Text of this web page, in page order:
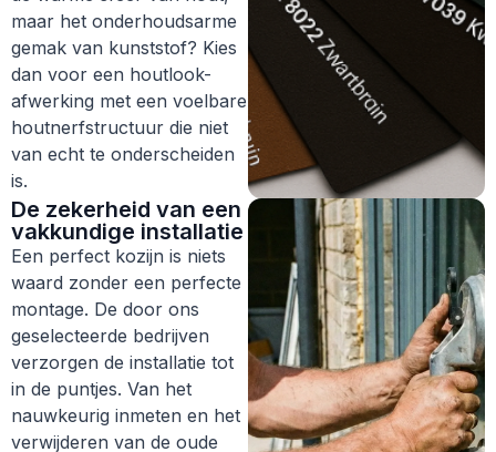
maar het onderhoudsarme
gemak van kunststof? Kies
dan voor een houtlook-
afwerking met een voelbare
houtnerfstructuur die niet
van echt te onderscheiden
is.
De zekerheid van een
vakkundige installatie
Een perfect kozijn is niets
waard zonder een perfecte
montage. De door ons
geselecteerde bedrijven
verzorgen de installatie tot
in de puntjes. Van het
nauwkeurig inmeten en het
verwijderen van de oude